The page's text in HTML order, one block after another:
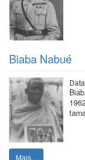
Biaba Nabué
Mais...